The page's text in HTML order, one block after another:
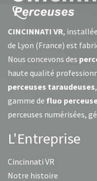
CINCINNATI VR,
de Lyon (France) est
Nous concevons des
haute qualité
perceuses taraudeuses
gamme de fluo
perceuses numérisées,
L'Entreprise
Cincinnati VR
Notre histoire